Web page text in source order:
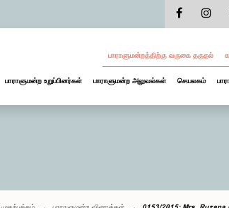
பாராளுமன்றத்திற்கு வருகை தருதல்
பாராளுமன்ற உறுப்பினர்கள் பாராளுமன்ற அலுவல்கள் செயலகம்